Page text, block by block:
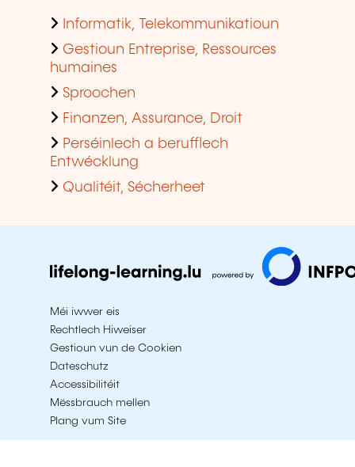
Informatik, Telekommunikatioun
Gestioun Entreprise, Ressources
humaines
Sproochen
Finanzen, Assurance, Droit
Perséinlech a berufflech
Entwécklung
Qualitéit, Sécherheet
Méi iwwer eis
Rechtlech Hiweiser
Gestioun vun de Cookien
Dateschutz
Accessibilitéit
Mëssbrauch mellen
Plang vum Site